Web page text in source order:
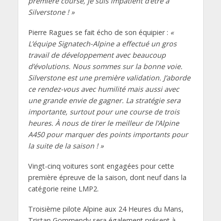
Silverstone ! »
Pierre Ragues se fait écho de son équipier : «
L’équipe Signatech-Alpine a effectué un gros
travail de développement avec beaucoup
d’évolutions. Nous sommes sur la bonne voie.
Silverstone est une première validation. J’aborde
ce rendez-vous avec humilité mais aussi avec
une grande envie de gagner. La stratégie sera
importante, surtout pour une course de trois
heures. À nous de tirer le meilleur de l’Alpine
A450 pour marquer des points importants pour
la suite de la saison ! »
Vingt-cinq voitures sont engagées pour cette
première épreuve de la saison, dont neuf dans la
catégorie reine LMP2.
Troisième pilote Alpine aux 24 Heures du Mans,